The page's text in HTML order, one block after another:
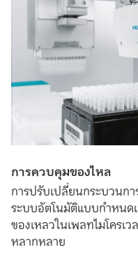
การควบคุมของไหล
การปรับเปลี่ยนกระบวนก
ระบบอัตโนมัติแบบกำหนด
ของเหลวในเพลทไมโครเ
หลากหลาย